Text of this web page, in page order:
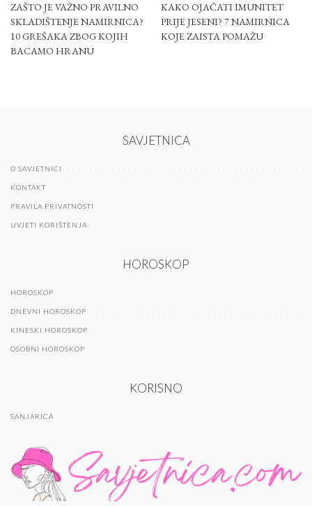
ZAŠTO JE VAŽNO PRAVILNO
SKLADIŠTENJE NAMIRNICA?
10 GREŠAKA ZBOG KOJIH
BACAMO HRANU
KAKO OJAČATI IMUNITET
PRIJE JESENI? 7 NAMIRNICA
KOJE ZAISTA POMAŽU
SAVJETNICA
O SAVJETNICI
KONTAKT
PRAVILA PRIVATNOSTI
UVJETI KORIŠTENJA
HOROSKOP
HOROSKOP
DNEVNI HOROSKOP
KINESKI HOROSKOP
OSOBNI HOROSKOP
KORISNO
SANJARICA